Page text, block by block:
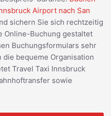
Airport nach San
sichern Sie sich rechtzeitig
Online-Buchung gestaltet
Buchungsformulars sehr
bequeme Organisation
Travel Taxi Innsbruck
sowie